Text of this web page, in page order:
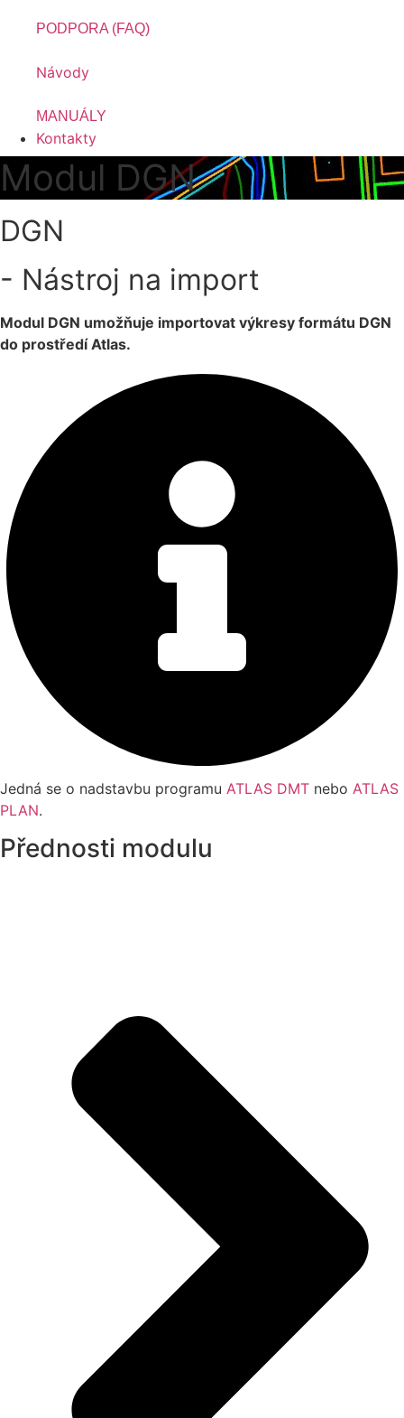
PODPORA (FAQ)
Návody
MANUÁLY
Kontakty
Modul DGN
DGN
- Nástroj na import
Modul DGN umožňuje importovat výkresy formátu DGN
do prostředí Atlas.
Jedná se o nadstavbu programu ATLAS DMT nebo ATLAS
PLAN.
Přednosti modulu